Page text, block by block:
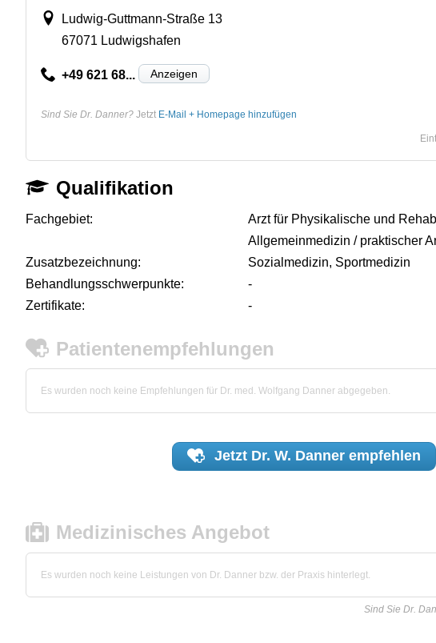
Ludwig-Guttmann-Straße 13
67071 Ludwigshafen
+49 621 68... Anzeigen
Sind Sie Dr. Danner? Jetzt E-Mail + Homepage hinzufügen
Qualifikation
Fachgebiet:
Arzt für Physikalische und
Allgemeinmedizin / praktischer
Zusatzbezeichnung:
Sozialmedizin, Sportmedizin
Behandlungsschwerpunkte:
-
Zertifikate:
-
Patientenempfehlungen
Es wurden noch keine Empfehlungen für Dr. med. Wolfgang Danner abgegeben.
Jetzt Dr. W. Dannerempfehlen
Medizinisches Angebot
Es wurden noch keine Leistungen von Dr. Danner bzw. der Praxis hinterlegt.
Sind Sie Dr.